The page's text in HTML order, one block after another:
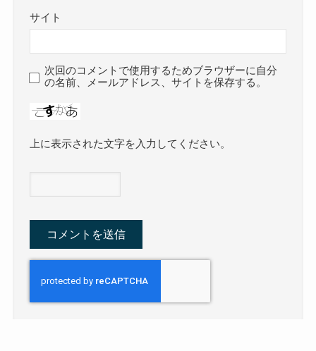
サイト
次回のコメントで使用するためブラウザーに自分
の名前、メールアドレス、サイトを保存する。
上に表示された文字を入力してください。